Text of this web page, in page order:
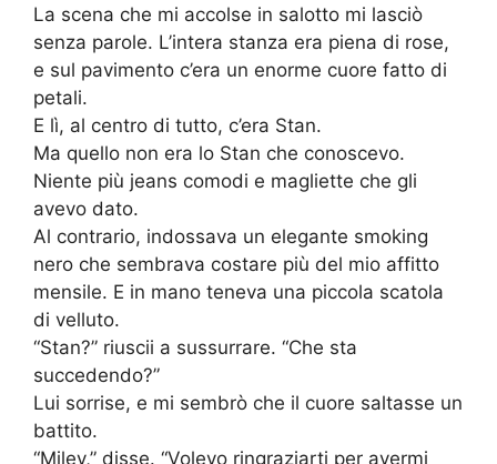
La scena che mi accolse in salotto mi lasciò
senza parole. L’intera stanza era piena di rose,
e sul pavimento c’era un enorme cuore fatto di
petali.
E lì, al centro di tutto, c’era Stan.
Ma quello non era lo Stan che conoscevo.
Niente più jeans comodi e magliette che gli
avevo dato.
Al contrario, indossava un elegante smoking
nero che sembrava costare più del mio affitto
mensile. E in mano teneva una piccola scatola
di velluto.
“Stan?” riuscii a sussurrare. “Che sta
succedendo?”
Lui sorrise, e mi sembrò che il cuore saltasse un
battito.
“Miley,” disse. “Volevo ringraziarti per avermi